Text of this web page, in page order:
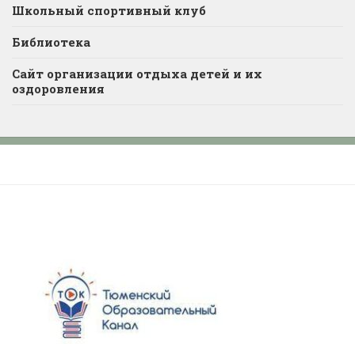
Школьный спортивный клуб
Библиотека
Сайт организации отдыха детей и их
оздоровления